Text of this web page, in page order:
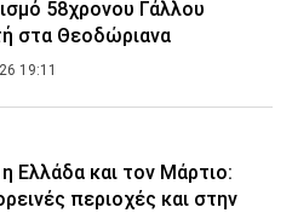
58χρονου Γάλλου
στα Θεοδώριανα
19:11
Ελλάδα και τον Μάρτιο:
περιοχές και στην